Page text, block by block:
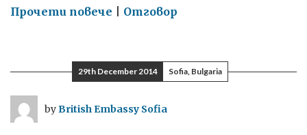
Прочети повече on
да
си
Отговор
29th December 2014 Sofia, Bulgaria
byBritish Embassy Sofia